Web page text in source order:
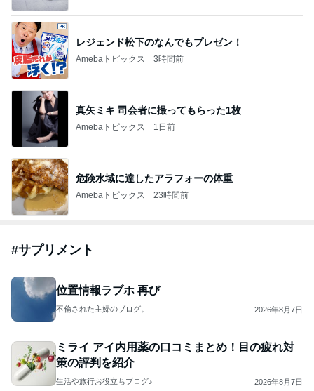
レジェンド松下のなんでもプレゼン！
Amebaトピックス 3時間前
真矢ミキ 司会者に撮ってもらった1枚
Amebaトピックス 1日前
危険水域に達したアラフォーの体重
Amebaトピックス 23時間前
#サプリメント
位置情報ラブホ 再び
不倫された主婦のブログ。 2026年8月7日
ミライ アイ内用薬の口コミまとめ！目の疲れ対
策の評判を紹介
生活や旅行お役立ちブログ♪ 2026年8月7日